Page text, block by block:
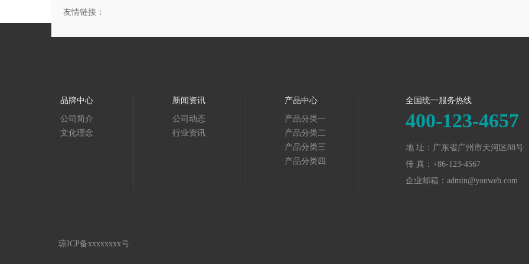
友情链接：
品牌中心
公司简介
文化理念
新闻资讯
公司动态
行业资讯
产品中心
产品分类一
产品分类二
产品分类三
产品分类四
全国统一服务热线
400-123-4657
地 址：广东省广州市天河区88号
传 真：+86-123-4567
企业邮箱：admin@youweb.com
琼ICP备xxxxxxxx号